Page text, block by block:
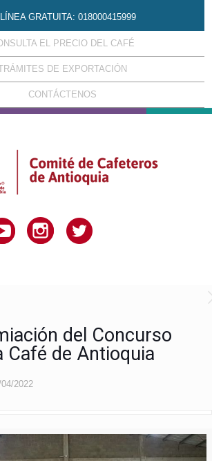
LÍNEA GRATUITA: 018000415999
EL PRECIO DEL CAFÉ
DE EXPORTACIÓN
CONTÁCTENOS
del Concurso
Café de Antioquia
04/2022